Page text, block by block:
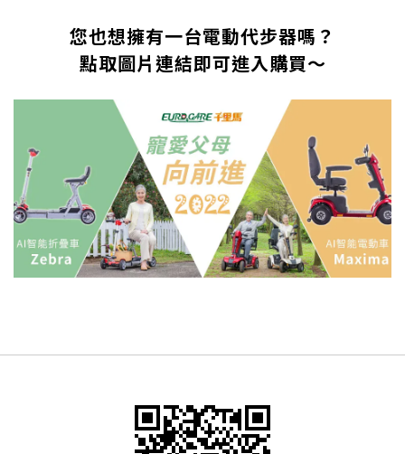
您也想擁有一台電動代步器嗎？
點取圖片連結即可進入購買～